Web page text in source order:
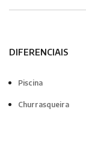
DIFERENCIAIS
Piscina
Churrasqueira